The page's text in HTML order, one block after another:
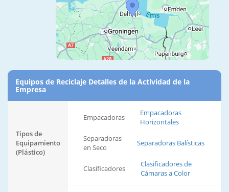
Equipos de Reciclaje Detalles de la Actividad de la
Empresa
Tipos de
Equipamiento
(Plástico)
Empacadoras
Empacadoras
Horizontales
Separadoras
en Seco
Separadoras Balísticas
Clasificadores
Clasificadores de
Cámaras a Color